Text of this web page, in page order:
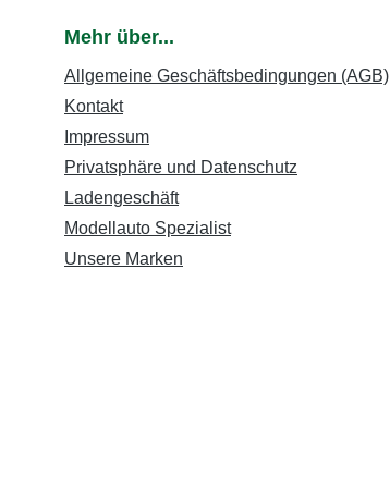
Mehr über...
Allgemeine Geschäftsbedingungen (AGB)
Kontakt
Impressum
Privatsphäre und Datenschutz
Ladengeschäft
Modellauto Spezialist
Unsere Marken